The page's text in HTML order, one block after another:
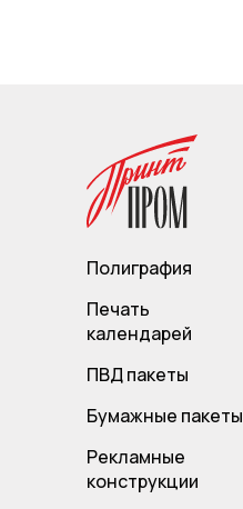
Полиграфия
Печать
календарей
ПВД пакеты
Бумажные пакеты
Рекламные
конструкции